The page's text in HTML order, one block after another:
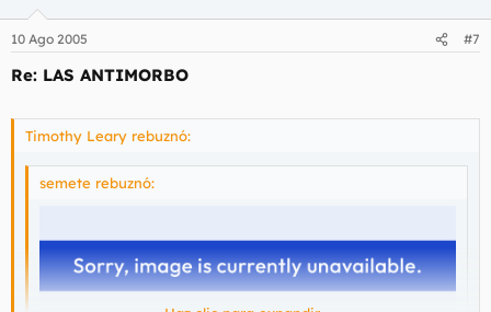
10 Ago 2005 #7
Re: LAS ANTIMORBO
Timothy Leary rebuznó:
semete rebuznó: